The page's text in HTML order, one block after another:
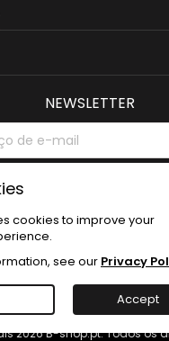
cookies to improve your
see our Privacy
Accept
NEWSLETTER
2026 B-shop.pt. Todos os